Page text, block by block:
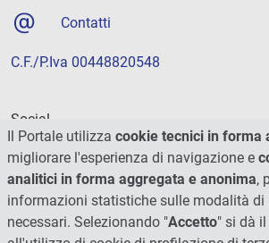
Contatti
C.F./P.Iva 00448820548
Social
Il Portale utilizza cookie tecnici in forma
migliorare l'esperienza di navigazione e
analitici in forma aggregata e anonima,
informazioni statistiche sulle modalità di
necessari. Selezionando "Accetto" si dà